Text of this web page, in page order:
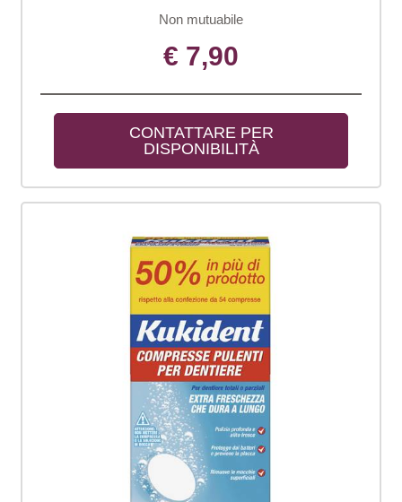
Non mutuabile
€ 7,90
CONTATTARE PER
DISPONIBILITÀ